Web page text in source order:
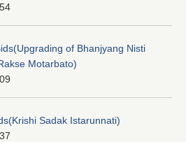
of Bhanjyang Nisti
Motarbato)
Sadak Istarunnati)